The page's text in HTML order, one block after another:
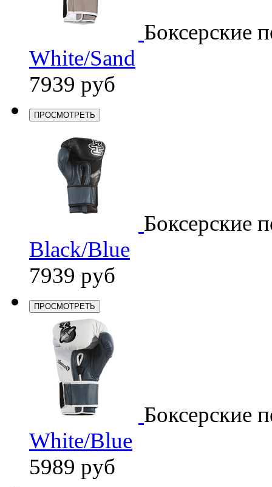
Боксерские
White/Sand
7939 руб
ПРОСМОТРЕТЬ
Боксерские
Black/Blue
7939 руб
ПРОСМОТРЕТЬ
Боксерские
White/Blue
5989 руб